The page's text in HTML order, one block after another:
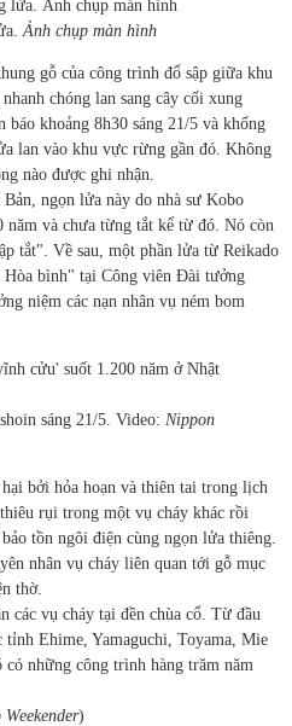
Ảnh chụp màn hình
gỗ của công trình đổ sập giữa khu
chóng lan sang cây cối xung
khoảng 8h30 sáng 21/5 và khống
lan vào khu vực rừng gần đó. Không
nào được ghi nhận.
ngọn lửa này do nhà sư Kobo
năm và chưa từng tắt kể từ đó. Nó còn
tắt". Về sau, một phần lửa từ Reikado
bình" tại Công viên Đài tưởng
niệm các nạn nhân vụ ném bom
sáng 21/5. Video: Nippon
bởi hỏa hoạn và thiên tai trong lịch
rụi trong một vụ cháy khác rồi
tồn ngôi điện cùng ngọn lửa thiêng.
nhân vụ cháy liên quan tới gỗ mục
thờ.
các vụ cháy tại đền chùa cổ. Từ đầu
tỉnh Ehime, Yamaguchi, Toyama, Mie
những công trình hàng trăm năm
)